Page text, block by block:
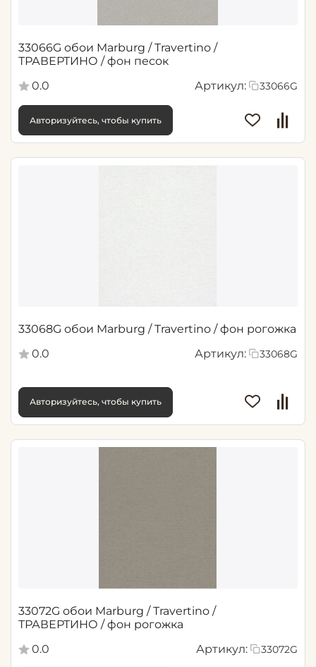
33066G обои Marburg / Travertino /
ТРАВЕРТИНО / фон песок
0.0
Артикул: 33066G
Авторизуйтесь, чтобы купить
33068G обои Marburg / Travertino / фон рогожка
0.0
Артикул: 33068G
Авторизуйтесь, чтобы купить
33072G обои Marburg / Travertino /
ТРАВЕРТИНО / фон рогожка
0.0
Артикул: 33072G